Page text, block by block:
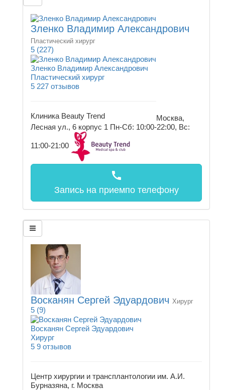
Зленко Владимир Александрович
Пластический хирург
5 (227)
Зленко Владимир Александрович
Пластический хирург
5 227 отзывов
Клиника Beauty Trend
Москва,
Лесная ул., 6 корпус 1 Пн-Сб: 10:00-22:00, Вс:
11:00-21:00
call
Запись на приемпо телефону
Восканян Сергей Эдуардович Хирург
5 (9)
Восканян Сергей Эдуардович
Хирург
5 9 отзывов
Центр хирургии и трансплантологии им. А.И.
Бурназяна, г. Москва